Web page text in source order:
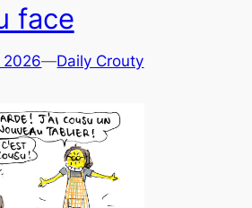
face
2026—Daily Crouty